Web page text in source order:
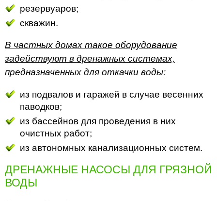
резервуаров;
скважин.
В частных домах такое оборудование
задействуют в дренажных системах,
предназначенных для откачки воды:
из подвалов и гаражей в случае весенних
паводков;
из бассейнов для проведения в них
очистных работ;
из автономных канализационных систем.
ДРЕНАЖНЫЕ НАСОСЫ ДЛЯ ГРЯЗНОЙ
ВОДЫ